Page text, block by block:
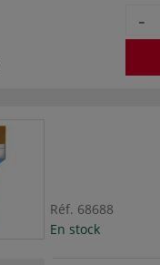
-
Réf. 68688
En stock